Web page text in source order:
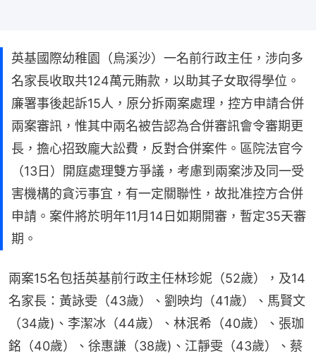
英基國際幼稚園（烏溪沙）一名前行政主任，涉向多
名家長收取共124萬元賄款，以助其子女取得學位。
廉署事後起訴15人，原分拆兩案處理，控方申請合併
兩案審訊，惟其中兩名被告認為合併審訊會令審期更
長，擔心招致龐大訟費，反對合併案件。區院法官今
（13日）開庭處理雙方爭議，考慮到兩案涉及同一受
害機構的貪污事宜，有一定關聯性，故批准控方合併
申請。案件將於明年11月14日如期開審，暫定35天審
期。
兩案15名包括英基前行政主任林珍妮（52歲），及14
名家長：黃詠雯（43歲）、劉映均（41歲）、馬賢文
（34歲)、李潔冰（44歲）、林泯希（40歲）、張珈
銘（40歲）、徐惠謙（38歲)、江靜雯（43歲）、蔡